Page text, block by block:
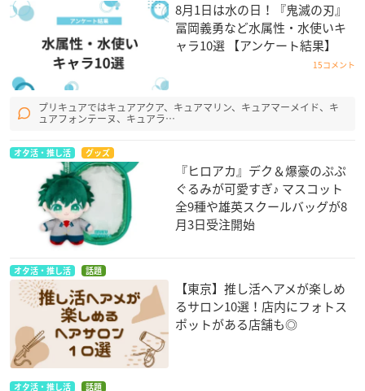
8月1日は水の日！『鬼滅の刃』
冨岡義勇など水属性・水使いキ
ャラ10選 【アンケート結果】
15コメント
プリキュアではキュアアクア、キュアマリン、キュアマーメイド、キ
ュアフォンテーヌ、キュアラ…
オタ活・推し活 グッズ
『ヒロアカ』デク＆爆豪のぷぷ
ぐるみが可愛すぎ♪ マスコット
全9種や雄英スクールバッグが8
月3日受注開始
オタ活・推し活 話題
【東京】推し活ヘアメが楽しめ
るサロン10選！店内にフォトス
ポットがある店舗も◎
オタ活・推し活 話題